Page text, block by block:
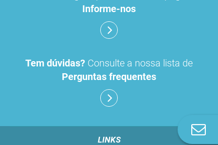
Informe-nos
Tem dúvidas? Consulte a nossa lista de
Perguntas frequentes
LINKS